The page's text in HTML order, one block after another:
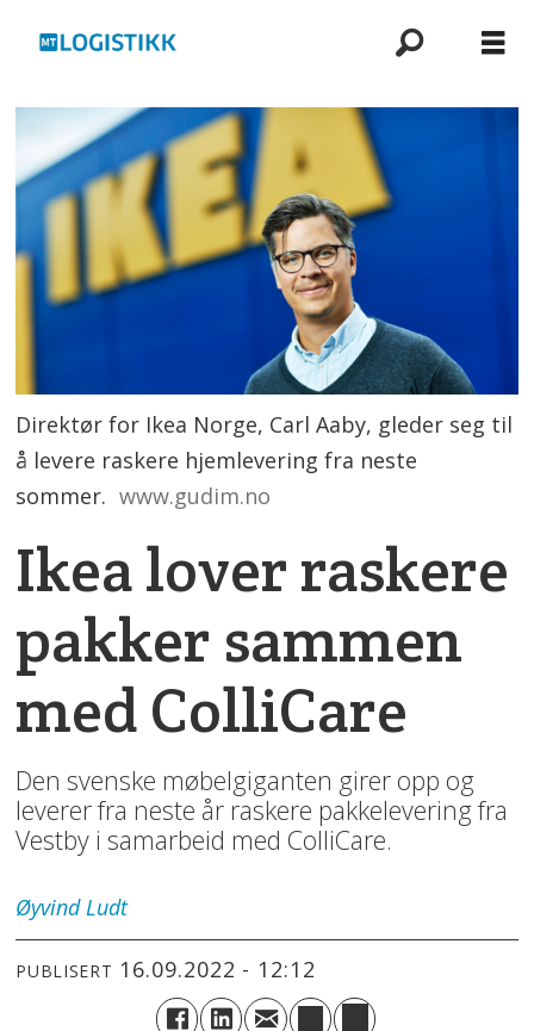
Direktør for Ikea Norge, Carl Aaby, gleder seg til
å levere raskere hjemlevering fra neste
sommer. www.gudim.no
Ikea lover raskere
pakker sammen
med ColliCare
Den svenske møbelgiganten girer opp og
leverer fra neste år raskere pakkelevering fra
Vestby i samarbeid med ColliCare.
Øyvind Ludt
PUBLISERT 16.09.2022 - 12:12